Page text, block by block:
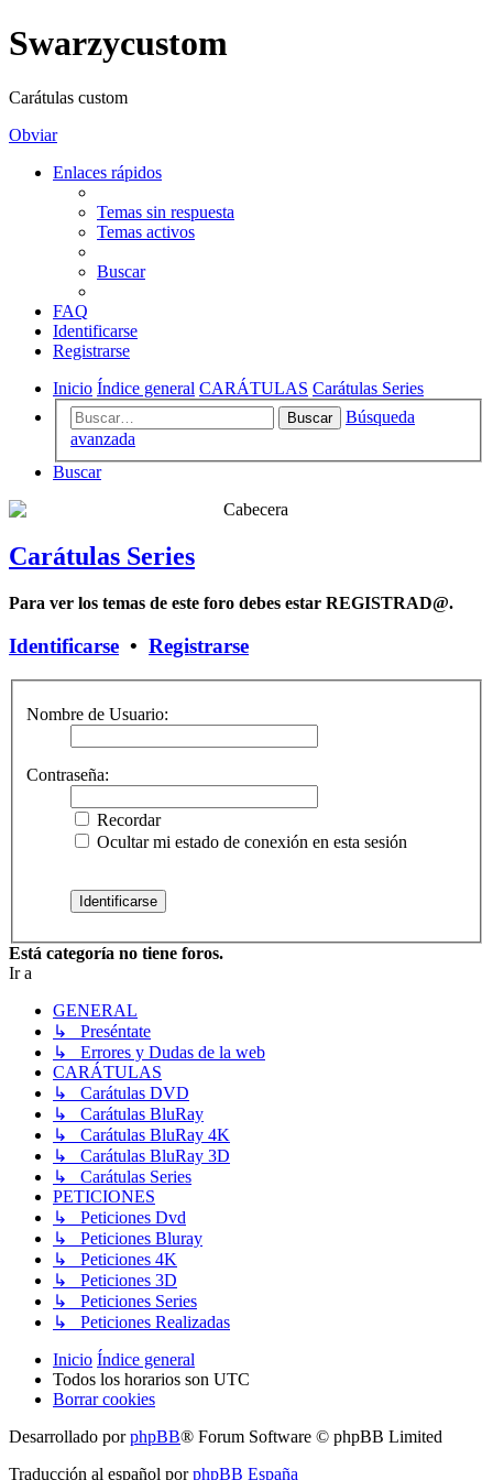
Swarzycustom
Carátulas custom
Obviar
Enlaces rápidos
Temas sin respuesta
Temas activos
Buscar
FAQ
Identificarse
Registrarse
Inicio Índice general CARÁTULAS Carátulas Series
Buscar
Búsqueda
avanzada
Buscar
Carátulas Series
Para ver los temas de este foro debes estar REGISTRAD@.
Identificarse • Registrarse
Nombre de Usuario:
Contraseña:
Recordar
Ocultar mi estado de conexión en esta sesión
Está categoría no tiene foros.
Ir a
GENERAL
↳ Preséntate
↳ Errores y Dudas de la web
CARÁTULAS
↳ Carátulas DVD
↳ Carátulas BluRay
↳ Carátulas BluRay 4K
↳ Carátulas BluRay 3D
↳ Carátulas Series
PETICIONES
↳ Peticiones Dvd
↳ Peticiones Bluray
↳ Peticiones 4K
↳ Peticiones 3D
↳ Peticiones Series
↳ Peticiones Realizadas
Inicio Índice general
Todos los horarios son UTC
Borrar cookies
Desarrollado porphpBB® Forum Software © phpBB Limited
Traducción al español porphpBB España